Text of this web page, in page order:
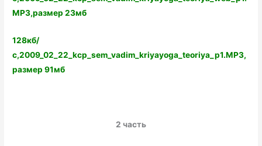
MP3,размер 23мб
128кб/
с,2009_02_22_kcp_sem_vadim_kriyayoga_teoriya_p1.MP3,
размер 91мб
2 часть